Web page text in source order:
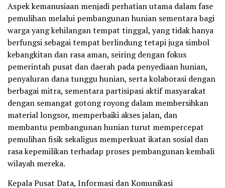
Aspek kemanusiaan menjadi perhatian utama dalam fase
pemulihan melalui pembangunan hunian sementara bagi
warga yang kehilangan tempat tinggal, yang tidak hanya
berfungsi sebagai tempat berlindung tetapi juga simbol
kebangkitan dan rasa aman, seiring dengan fokus
pemerintah pusat dan daerah pada penyediaan hunian,
penyaluran dana tunggu hunian, serta kolaborasi dengan
berbagai mitra, sementara partisipasi aktif masyarakat
dengan semangat gotong royong dalam membersihkan
material longsor, memperbaiki akses jalan, dan
membantu pembangunan hunian turut mempercepat
pemulihan fisik sekaligus memperkuat ikatan sosial dan
rasa kepemilikan terhadap proses pembangunan kembali
wilayah mereka.
Kepala Pusat Data, Informasi dan Komunikasi